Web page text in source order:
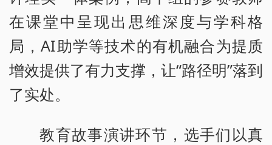
在课堂中呈现出思维深度与学科格
局，AI助学等技术的有机融合为提质
增效提供了有力支撑，让“路径明”落到
了实处。
教育故事演讲环节，选手们以真